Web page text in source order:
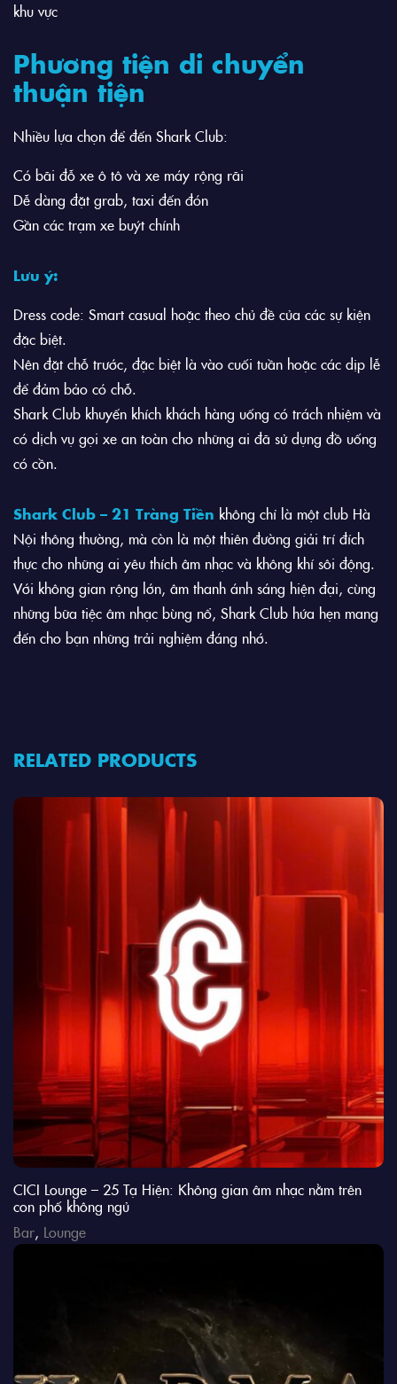
khu vực
Phương tiện di chuyển
thuận tiện
Nhiều lựa chọn để đến Shark Club:
Có bãi đỗ xe ô tô và xe máy rộng rãi
Dễ dàng đặt grab, taxi đến đón
Gần các trạm xe buýt chính
Lưu ý:
Dress code: Smart casual hoặc theo chủ đề của các sự kiện
đặc biệt.
Nên đặt chỗ trước, đặc biệt là vào cuối tuần hoặc các dịp lễ
để đảm bảo có chỗ.
Shark Club khuyến khích khách hàng uống có trách nhiệm và
có dịch vụ gọi xe an toàn cho những ai đã sử dụng đồ uống
có cồn.
Shark Club – 21 Tràng Tiền không chỉ là một club Hà
Nội thông thường, mà còn là một thiên đường giải trí đích
thực cho những ai yêu thích âm nhạc và không khí sôi động.
Với không gian rộng lớn, âm thanh ánh sáng hiện đại, cùng
những bữa tiệc âm nhạc bùng nổ, Shark Club hứa hẹn mang
đến cho bạn những trải nghiệm đáng nhớ.
RELATED PRODUCTS
CICI Lounge – 25 Tạ Hiện: Không gian âm nhạc nằm trên
con phố không ngủ
Bar, Lounge